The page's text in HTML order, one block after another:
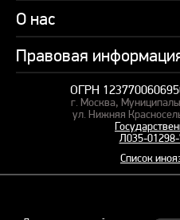
Пакетные предложения
Профессии
Подарочные сертификаты
Корпоративное
Курсы для сотрудников
Пакетные предложения
Учебник по презентациям
Банк слайдов
Вебинары
Студия дизайна
Заказать презентацию
О нас
Об академии
СМИ о нас
Правовая
Карта сайта
Оферта и лицензия
Политика
ОГРН
г. Москва,
ул. Нижняя
Л035-
Список